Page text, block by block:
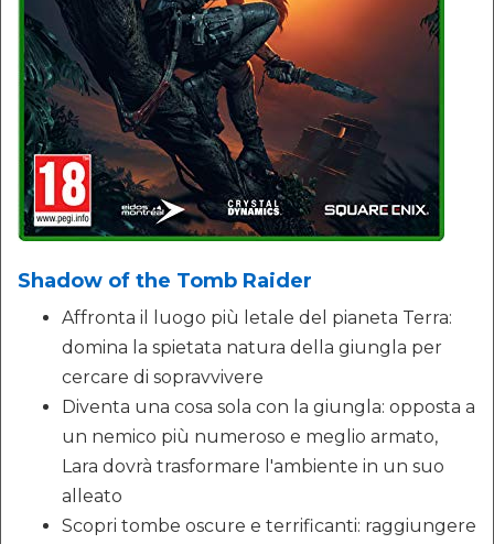
Shadow of the Tomb Raider
Affronta il luogo più letale del pianeta Terra:
domina la spietata natura della giungla per
cercare di sopravvivere
Diventa una cosa sola con la giungla: opposta a
un nemico più numeroso e meglio armato,
Lara dovrà trasformare l'ambiente in un suo
alleato
Scopri tombe oscure e terrificanti: raggiungere